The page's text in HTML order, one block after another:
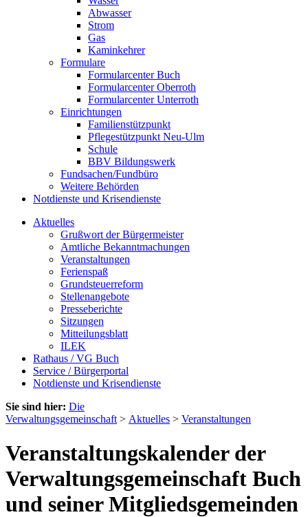
Abwasser
Strom
Gas
Kaminkehrer
Formulare
Formularcenter Buch
Formularcenter Oberroth
Formularcenter Unterroth
Einrichtungen
Familienstützpunkt
Pflegestützpunkt Neu-Ulm
Schule
BBV Bildungswerk
Fundsachen/Fundbüro
Weitere Behörden
Notdienste und Krisendienste
Aktuelles
Grußwort der Bürgermeister
Amtliche Bekanntmachungen
Veranstaltungen
Ferienspaß
Grundsteuerreform
Stellenangebote
Presseberichte
Sitzungen
Mitteilungsblatt
ILEK
Rathaus / VG Buch
Service / Bürgerportal
Notdienste und Krisendienste
Sie sind hier: Die
Verwaltungsgemeinschaft > Aktuelles > Veranstaltungen
Veranstaltungskalender der
Verwaltungsgemeinschaft Buch
und seiner Mitgliedsgemeinden